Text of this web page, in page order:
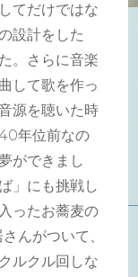
てだけではな
設計をした
。さらに音楽
して歌を作っ
源を聴いた時
年位前なの
ができまし
」にも挑戦し
ったお蕎麦の
んがついて、
ルクル回しな